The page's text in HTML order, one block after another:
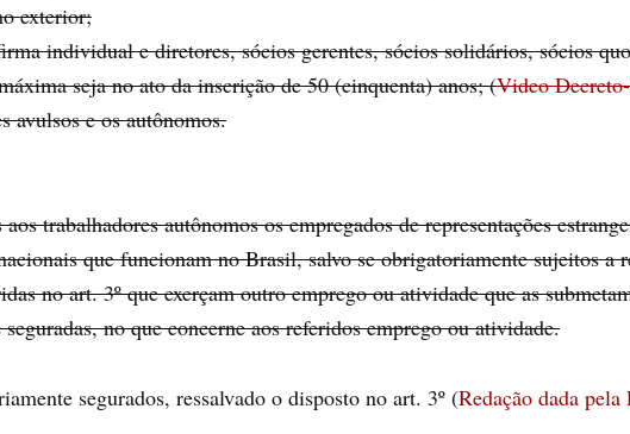
exterior;
individual e diretores, sócios gerentes, sócios solidários, sócios
seja no ato da inscrição de 50 (cinquenta) anos; (Video
avulsos e os autônomos.
aos trabalhadores autônomos os empregados de representações
que funcionam no Brasil, salvo se obrigatoriamente sujeitos a
no art. 3º que exerçam outro emprego ou atividade que as
no que concerne aos referidos emprego ou atividade.
segurados, ressalvado o disposto no art. 3º (Redação dada